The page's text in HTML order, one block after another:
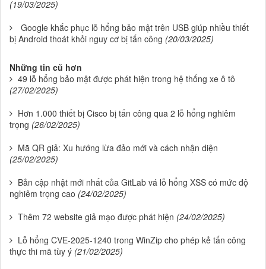
(19/03/2025)
Google khắc phục lỗ hổng bảo mật trên USB giúp nhiều thiết
bị Android thoát khỏi nguy cơ bị tấn công (20/03/2025)
Những tin cũ hơn
49 lỗ hổng bảo mật được phát hiện trong hệ thống xe ô tô
(27/02/2025)
Hơn 1.000 thiết bị Cisco bị tấn công qua 2 lỗ hổng nghiêm
trọng (26/02/2025)
Mã QR giả: Xu hướng lừa đảo mới và cách nhận diện
(25/02/2025)
Bản cập nhật mới nhất của GitLab vá lỗ hổng XSS có mức độ
nghiêm trọng cao (24/02/2025)
Thêm 72 website giả mạo được phát hiện (24/02/2025)
Lỗ hổng CVE-2025-1240 trong WinZip cho phép kẻ tấn công
thực thi mã tùy ý (21/02/2025)